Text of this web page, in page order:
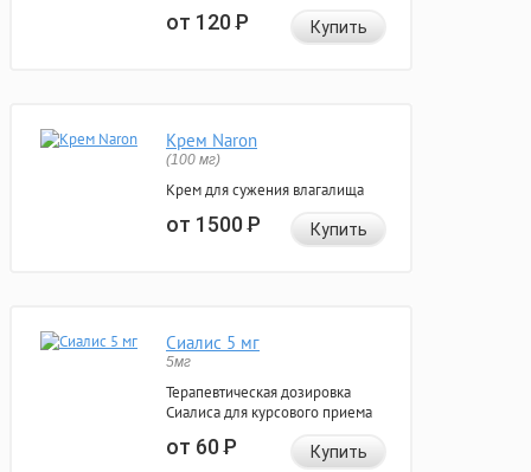
от 120Р Купить
Крем Naron
(100 мг)
Крем для сужения влагалища
от 1500Р Купить
Сиалис 5 мг
5мг
Терапевтическая дозировка
Сиалиса для курсового приема
от 60Р Купить